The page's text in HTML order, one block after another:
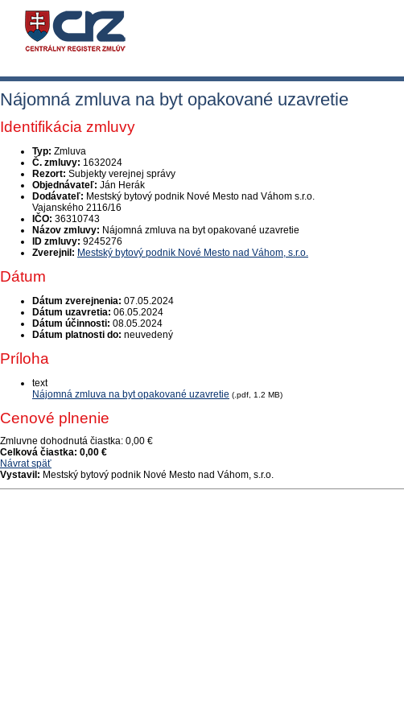
Nájomná zmluva na byt opakované uzavretie
Identifikácia zmluvy
Typ: Zmluva
Č. zmluvy: 1632024
Rezort: Subjekty verejnej správy
Objednávateľ: Ján Herák
Dodávateľ: Mestský bytový podnik Nové Mesto nad Váhom s.r.o.
Vajanského 2116/16
IČO: 36310743
Názov zmluvy: Nájomná zmluva na byt opakované uzavretie
ID zmluvy: 9245276
Zverejnil: Mestský bytový podnik Nové Mesto nad Váhom, s.r.o.
Dátum
Dátum zverejnenia: 07.05.2024
Dátum uzavretia: 06.05.2024
Dátum účinnosti: 08.05.2024
Dátum platnosti do: neuvedený
Príloha
text
Nájomná zmluva na byt opakované uzavretie (.pdf, 1.2 MB)
Cenové plnenie
Zmluvne dohodnutá čiastka: 0,00 €
Celková čiastka: 0,00 €
Návrat späť
Vystavil: Mestský bytový podnik Nové Mesto nad Váhom, s.r.o.